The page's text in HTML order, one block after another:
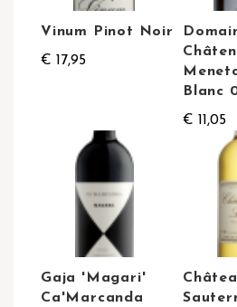
Vinum Pinot Noir
€ 17,95
Blanc
€ 11,05
Gaja 'Magari'
Ca'Marcanda